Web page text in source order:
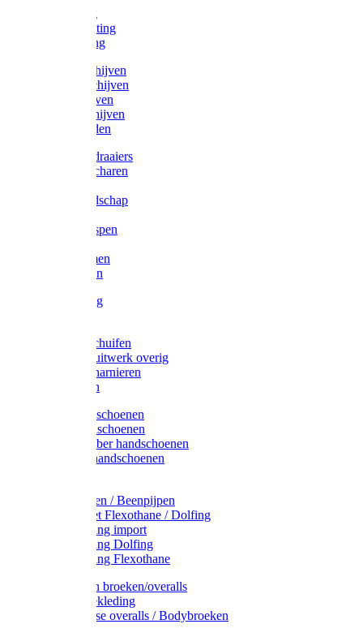
Voetketting
Scheepsketting
Victorketting
Afbraamschijven
Doorslijpschijven
Lamelschijven
Diamantschijven
Laselektroden
Schroevendraaiers
Tangen / Scharen
Meetgereedschap
Vijlen / Raspen
Lijmklemmen
Waterpassen
Bouwbeslag
Grendels/schuifen
Hang en sluitwerk overig
Hengen/scharnieren
Scharnieren
Latex handschoenen
Leren handschoenen
PVC / Rubber handschoenen
Katoenen handschoenen
Plukmouwen / Beenpijpen
Reparatieset Flexothane / Dolfing
Regenkleding import
Regenkleding Dolfing
Regenkleding Flexothane
Toebehoren broeken/overalls
Signalisatiekleding
Amerikaanse overalls / Bodybroeken